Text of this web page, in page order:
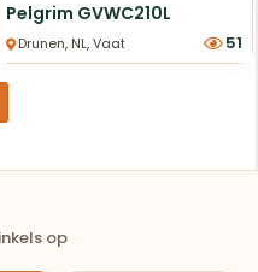
Pelgrim GVWC210L
Drunen, NL, Vaatwasmachines51
op